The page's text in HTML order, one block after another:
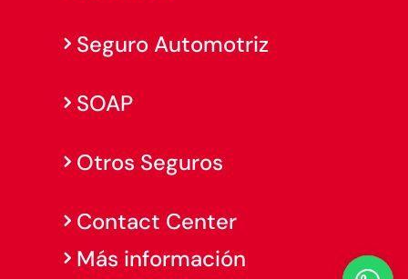
Seguro Automotriz
SOAP
Otros Seguros
Contact Center
Más información